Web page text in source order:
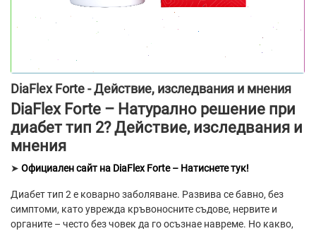
DiaFlex Forte - Действие, изследвания и мнения
DiaFlex Forte – Натурално решение при
диабет тип 2? Действие, изследвания и
мнения
➤ Официален сайт на DiaFlex Forte – Натиснете тук!
Диабет тип 2 е коварно заболяване. Развива се бавно, без
симптоми, като уврежда кръвоносните съдове, нервите и
органите – често без човек да го осъзнае навреме. Но какво,